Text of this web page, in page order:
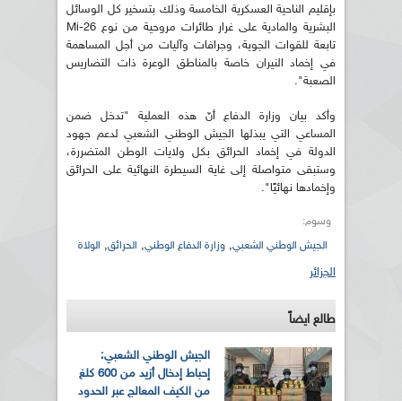
بإقليم الناحية العسكرية الخامسة وذلك بتسخير كل الوسائل
البشرية والمادية على غرار طائرات مروحية من نوع Mi-26
تابعة للقوات الجوية، وجرافات وآليات من أجل المساهمة
في إخماد النيران خاصة بالمناطق الوعرة ذات التضاريس
الصعبة".
وأكد بيان وزارة الدفاع أنّ هذه العملية "تدخل ضمن
المساعي التي يبذلها الجيش الوطني الشعبي لدعم جهود
الدولة في إخماد الحرائق بكل ولايات الوطن المتضررة،
وستبقى متواصلة إلى غاية السيطرة النهائية على الحرائق
وإخمادها نهائيًا".
وسوم:
الجيش الوطني الشعبي, وزارة الدفاع الوطني, الحرائق, الولاة
الجزائر
طالع ايضاً
الجيش الوطني الشعبي:
إحباط إدخال أزيد من 600 كلغ
من الكيف المعالج عبر الحدود